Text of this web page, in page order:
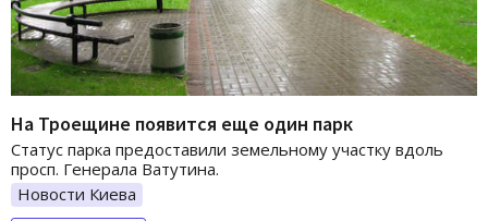
На Троещине появится еще один парк
Статус парка предоставили земельному участку вдоль
просп. Генерала Ватутина.
Новости Киева